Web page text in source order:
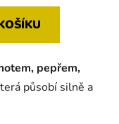
pepřem,
působí silně a